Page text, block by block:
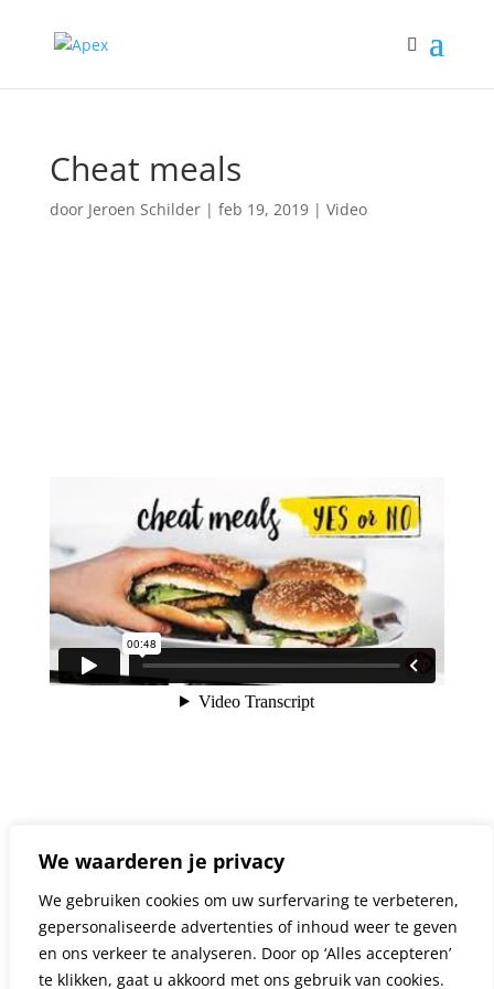
We waarderen je privacy
We gebruiken cookies om uw surfervaring te verbeteren,
gepersonaliseerde advertenties of inhoud weer te geven
en ons verkeer te analyseren. Door op ‘Alles accepteren’
te klikken, gaat u akkoord met ons gebruik van cookies.
Cheat meals
door Jeroen Schilder| feb 19, 2019| Video
https://vimeo.com/317022631